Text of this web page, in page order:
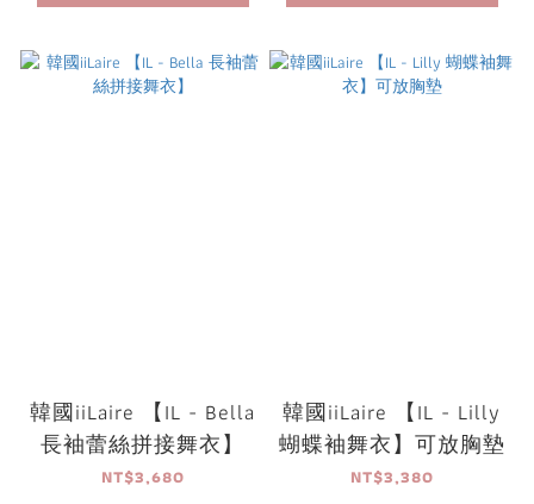
韓國iiLaire 【IL - Bella
長袖蕾絲拼接舞衣】
NT$3,680
韓國iiLaire 【IL - Lilly
蝴蝶袖舞衣】可放胸墊
NT$3,380